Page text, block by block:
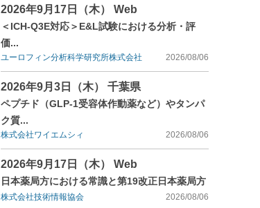
2026年9月17日（木） Web
＜ICH-Q3E対応＞E&L試験における分析・評
価...
ユーロフィン分析科学研究所株式会社 2026/08/06
2026年9月3日（木） 千葉県
ペプチド（GLP-1受容体作動薬など）やタンパ
ク質...
株式会社ワイエムシィ 2026/08/06
2026年9月17日（木） Web
日本薬局方における常識と第19改正日本薬局方
株式会社技術情報協会 2026/08/06